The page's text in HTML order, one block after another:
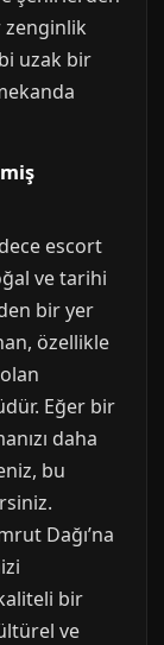
zenginlik
uzak bir
escort
ve tarihi
bir yer
özellikle
Eğer bir
daha
bu
Dağı’na
bir
ve